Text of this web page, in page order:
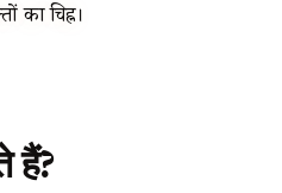
का चिह्न।
हैं?